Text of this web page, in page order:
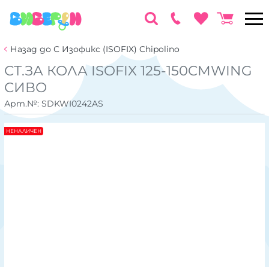
Назад до С Изофикс (ISOFIX) Chipolino
СТ.ЗА КОЛА ISOFIX 125-150CMWING
СИВО
Арт.№: SDKWI0242AS
НЕНАЛИЧЕН